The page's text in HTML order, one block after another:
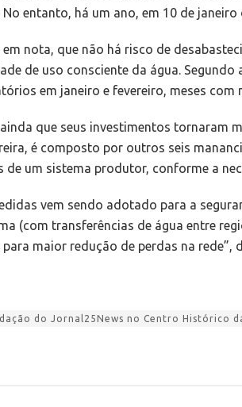
entanto, há um ano, em 10 de janeiro
nota, que não há risco de
de uso consciente da água.
em janeiro e fevereiro, meses
que seus investimentos tornaram
é composto por outros seis
de um sistema produtor, conforme a
vem sendo adotado para a
(com transferências de água entre
maior redução de perdas na rede”,
do Jornal25News no Centro Histórico